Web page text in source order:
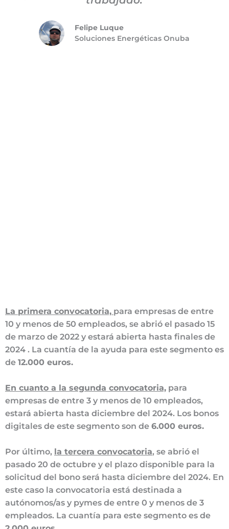
Felipe Luque
Soluciones Energéticas Onuba
La primera convocatoria, para empresas de entre
10 y menos de 50 empleados, se abrió el pasado 15
de marzo de 2022 y estará abierta hasta finales de
2024 . La cuantía de la ayuda para este segmento es
de 12.000 euros.
En cuanto a la segunda convocatoria, para
empresas de entre 3 y menos de 10 empleados,
estará abierta hasta diciembre del 2024. Los bonos
digitales de este segmento son de 6.000 euros.
Por último, la tercera convocatoria, se abrió el
pasado 20 de octubre y el plazo disponible para la
solicitud del bono será hasta diciembre del 2024. En
este caso la convocatoria está destinada a
autónomos/as y pymes de entre 0 y menos de 3
empleados. La cuantía para este segmento es de